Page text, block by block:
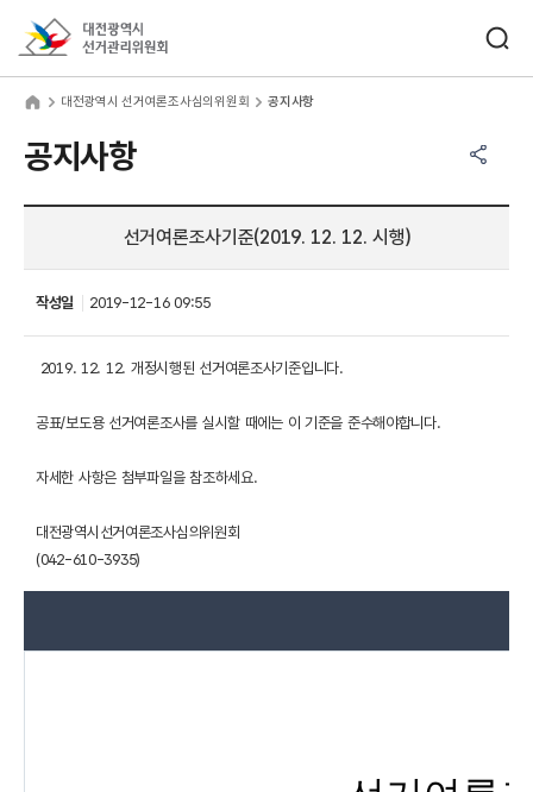
대전광역시 선거여론조사심의위원회 공지사항
공지사항
선거여론조사기준(2019. 12. 12. 시행)
작성일 2019-12-16 09:55
2019. 12. 12. 개정시행된 선거여론조사기준입니다.
공표/보도용 선거여론조사를 실시할 때에는 이 기준을 준수해야합니다.
자세한 사항은 첨부파일을 참조하세요.
대전광역시선거여론조사심의위원회
(042-610-3935)